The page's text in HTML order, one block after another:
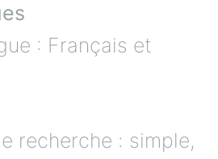
: Français et
recherche : simple,